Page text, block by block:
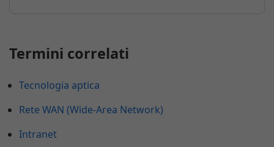
Termini correlati
Tecnologia aptica
Rete WAN (Wide-Area Network)
Intranet